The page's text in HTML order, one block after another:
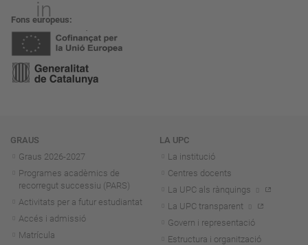
Fons europeus
Navegació
GRAUS
Graus 2026-2027
Programes acadèmics de
recorregut successiu (PARS)
Activitats per a futur estudiantat
Accés i admissió
Matrícula
LA UPC
La institució
Centres docents
La UPC als rànquings
La UPC transparent
Govern i representació
Estructura i organització